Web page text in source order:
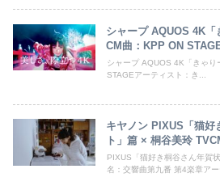
シャープ AQUOS 4K
CM曲：KPP ON
シャープ AQUOS 4K「きゃ
STAGEアーティスト：き...
キヤノン PIXUS「猫好
ト」篇 × 桐谷美玲
PIXUS「猫好き桐谷さん年賀
名：交響曲第九番 第4楽章ア